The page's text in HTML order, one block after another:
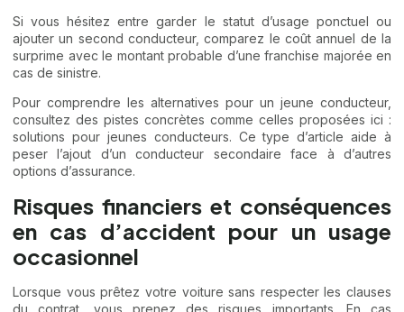
Si vous hésitez entre garder le statut d’usage ponctuel ou
ajouter un second conducteur, comparez le coût annuel de la
surprime avec le montant probable d’une franchise majorée en
cas de sinistre.
Pour comprendre les alternatives pour un jeune conducteur,
consultez des pistes concrètes comme celles proposées ici :
solutions pour jeunes conducteurs. Ce type d’article aide à
peser l’ajout d’un conducteur secondaire face à d’autres
options d’assurance.
Risques financiers et conséquences
en cas d’accident pour un usage
occasionnel
Lorsque vous prêtez votre voiture sans respecter les clauses
du contrat, vous prenez des risques importants. En cas